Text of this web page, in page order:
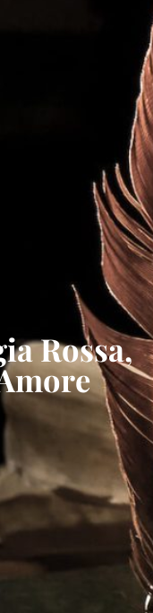
Rossa,